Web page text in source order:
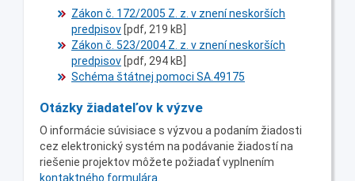
Zákon č. 172/2005 Z. z. v znení neskorších
predpisov [pdf, 219 kB]
Zákon č. 523/2004 Z. z. v znení neskorších
predpisov [pdf, 294 kB]
Schéma štátnej pomoci SA.49175
Otázky žiadateľov k výzve
O informácie súvisiace s výzvou a podaním žiadosti
cez elektronický systém na podávanie žiadostí na
riešenie projektov môžete požiadať vyplnením
kontaktného formulára